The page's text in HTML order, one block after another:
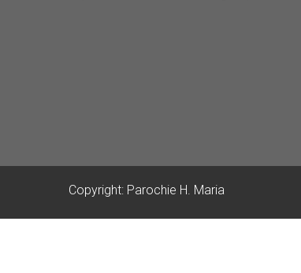
Copyright: Parochie H. Maria